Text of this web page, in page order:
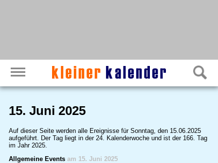
15. Juni 2025
Auf dieser Seite werden alle Ereignisse für Sonntag, den 15.06.2025
aufgeführt. Der Tag liegt in der 24. Kalenderwoche und ist der 166. Tag
im Jahr 2025.
Allgemeine Events am 15. Juni 2025